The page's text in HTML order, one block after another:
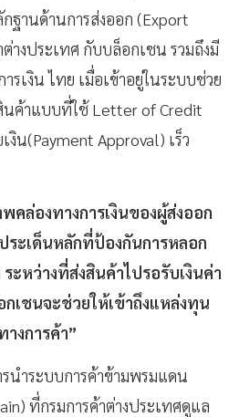
ฐานด้านการส่งออก (Export
างประเทศ กับบล็อกเชน รวมถึงมี
รเงิน ไทย เมื่อเข้าอยู่ในระบบช่วย
นค้าแบบที่ใช้ Letter of Credit
งิน(Payment Approval) เร็ว
ล่องทางการเงินของผู้ส่งออก
ระเด็นหลักที่ป้องกันการหลอก
ะหว่างที่ส่งสินค้าไปรอรับเงินค่า
เชนจะช่วยให้เข้าถึงแหล่งทุน
งการค้า”
นำระบบการค้าข้ามพรมแดน
ที่กรมการค้าต่างประเทศดูแล